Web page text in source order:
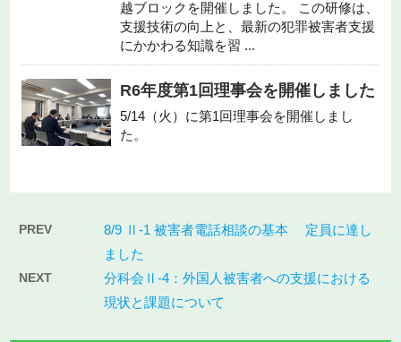
越ブロックを開催しました。 この研修は、
支援技術の向上と、最新の犯罪被害者支援
にかかわる知識を習 ...
R6年度第1回理事会を開催しました
5/14（火）に第1回理事会を開催しまし
た。
PREV
8/9 Ⅱ-1 被害者電話相談の基本 定員に達し
ました
NEXT
分科会Ⅱ-4：外国人被害者への支援における
現状と課題について